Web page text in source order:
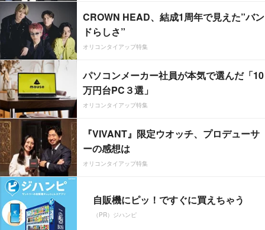
CROWN HEAD、結成1周年で見えた”バン
ドらしさ”
オリコンタイアップ特集
パソコンメーカー社員が本気で選んだ「10
万円台PC３選」
オリコンタイアップ特集
『VIVANT』限定ウオッチ、プロデューサ
ーの感想は
オリコンタイアップ特集
自販機にピッ！ですぐに買えちゃう
（PR）ジハンピ